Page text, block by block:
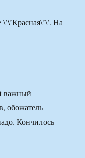
На
важный
обожатель
Кончилось